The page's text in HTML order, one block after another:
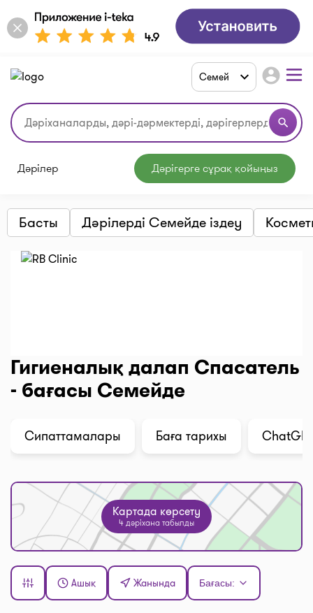
search
Семей account_circle
Дәрілер Дәрігерге сұрақ қойыңыз
Басты Дәрілерді Семейде іздеу
Гигиеналық далап Спасатель
- бағасы Семейде
Сипаттамалары Баға тарихы
Картада көрсету
4 дәріхана табылды
Ашық Жанында Бағасы: